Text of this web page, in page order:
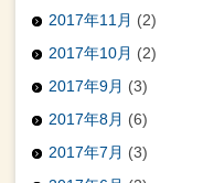
2017年11月 (2)
2017年10月 (2)
2017年9月 (3)
2017年8月 (6)
2017年7月 (3)